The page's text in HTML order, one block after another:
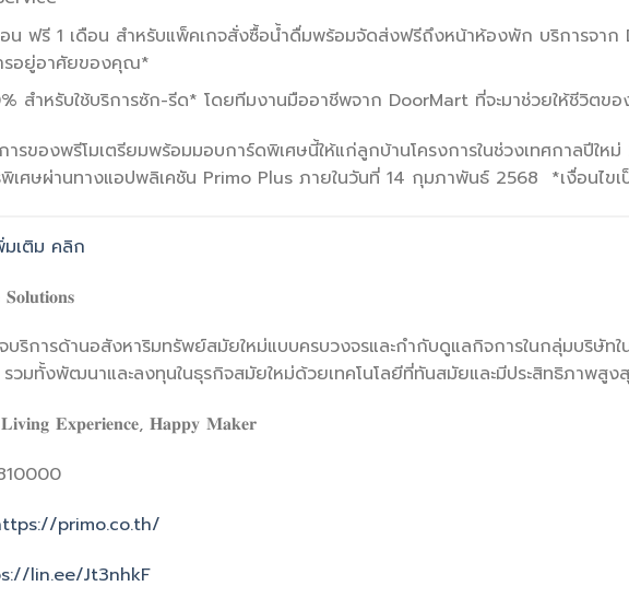
น ฟรี 1 เดือน สำหรับแพ็คเกจสั่งซื้อน้ำดื่มพร้อมจัดส่งฟรีถึงหน้าห้องพัก บริการจาก
รอยู่อาศัยของคุณ*
สำหรับใช้บริการซัก-รีด* โดยทีมงานมืออาชีพจาก DoorMart ที่จะมาช่วยให้ชีวิตข
รของพรีโมเตรียมพร้อมมอบการ์ดพิเศษนี้ให้แก่ลูกบ้านโครงการในช่วงเทศกาลปีให
พิเศษผ่านทางแอปพลิเคชัน Primo Plus ภายในวันที่ 14 กุมภาพันธ์ 2568 *เงื่อนไข
มเติม คลิก
บริการด้านอสังหาริมทรัพย์สมัยใหม่แบบครบวงจรและกำกับดูแลกิจการในกลุ่มบริษัทใ
วมทั้งพัฒนาและลงทุนในธุรกิจสมัยใหม่ด้วยเทคโนโลยีที่ทันสมัยและมีประสิทธิภาพสูง
𝐄𝐱𝐩𝐞𝐫𝐢𝐞𝐧𝐜𝐞, 𝐇𝐚𝐩𝐩𝐲 𝐌𝐚𝐤𝐞𝐫
primo.co.th/
lin.ee/Jt3nhkF